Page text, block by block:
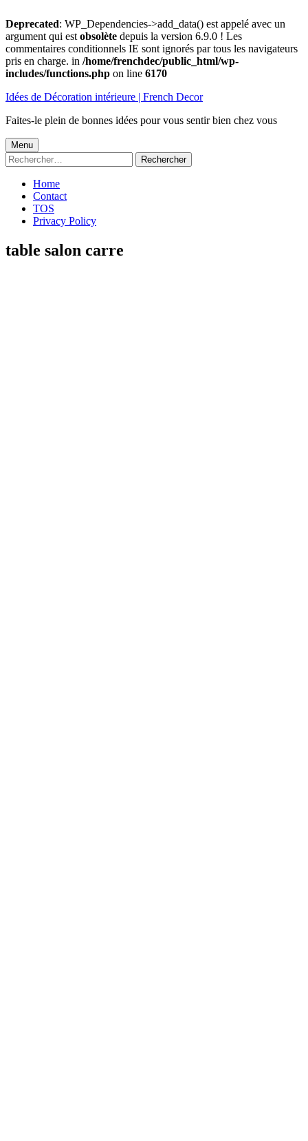
Deprecated: WP_Dependencies->add_data() est appelé avec un
argument qui est obsolète depuis la version 6.9.0 ! Les
commentaires conditionnels IE sont ignorés par tous les navigateurs
pris en charge. in /home/frenchdec/public_html/wp-
includes/functions.php on line 6170
au
Idées de Décoration intérieure | French Decor
Faites-le plein de bonnes idées pour vous sentir bien chez vous
Menu
principal
Menu
Rechercher :
Home
Contact
TOS
Privacy Policy
table salon carre